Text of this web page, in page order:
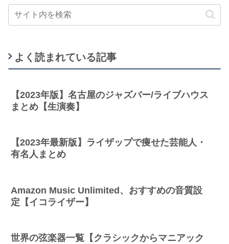
よく読まれている記事
【2023年版】名古屋のジャズバー/ライブハウス
まとめ【生演奏】
【2023年最新版】ライザップで痩せた芸能人・
有名人まとめ
Amazon Music Unlimited、おすすめの音質設
定【イコライザー】
世界の弦楽器一覧【クラシックからマニアック